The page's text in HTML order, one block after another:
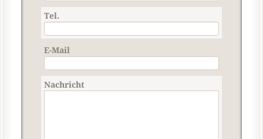
Tel.
E-Mail
Nachricht